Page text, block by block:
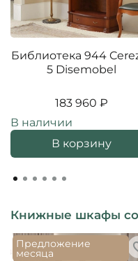
Библиотека 944
5 Disemobel
183 960 ₽
В наличии
В корзину
Книжные шкафы
Предложение
месяца